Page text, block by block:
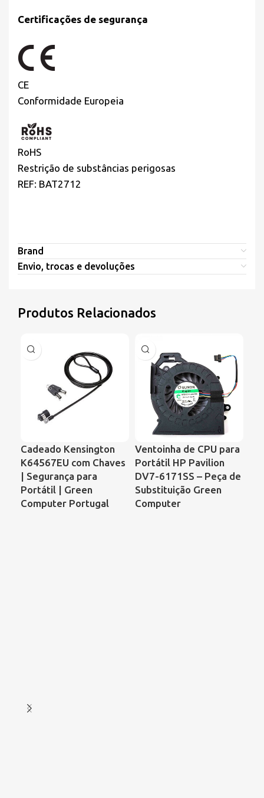
Certificações de segurança
CE
Conformidade Europeia
RoHS
Restrição de substâncias perigosas
REF: BAT2712
Brand
Envio, trocas e devoluções
Produtos Relacionados
Cadeado Kensington
K64567EU com Chaves
| Segurança para
Portátil | Green
Computer Portugal
Ventoinha de CPU para
Portátil HP Pavilion
DV7-6171SS – Peça de
Substituição Green
Computer